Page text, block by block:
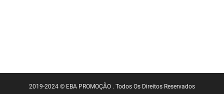
2019-2024 © EBA PROMOÇÃO . Todos Os Direitos Reservados